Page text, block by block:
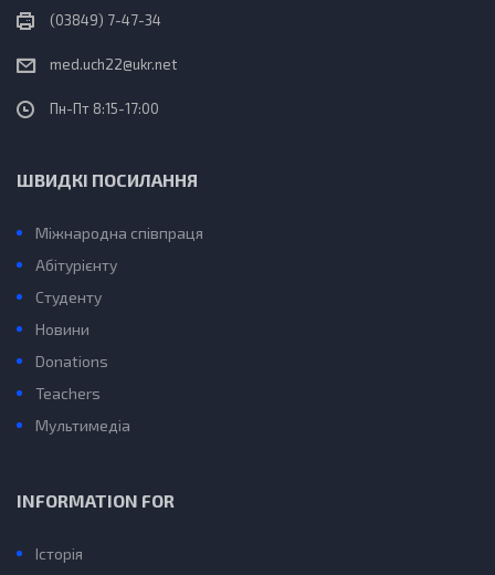
(03849) 7-47-34
med.uch22@ukr.net
Пн-Пт 8:15-17:00
ШВИДКІ ПОСИЛАННЯ
Міжнародна співпраця
Абітурієнту
Студенту
Новини
Donations
Teachers
Мультимедіа
INFORMATION FOR
Історія